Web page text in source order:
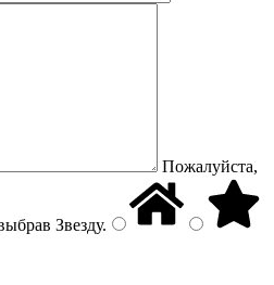
Пожалуйста,
Звезду.